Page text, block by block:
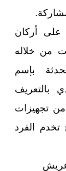
على أركان
من خلاله
بإسم
بالتعريف
من تجهيزات
تخدم الفرد